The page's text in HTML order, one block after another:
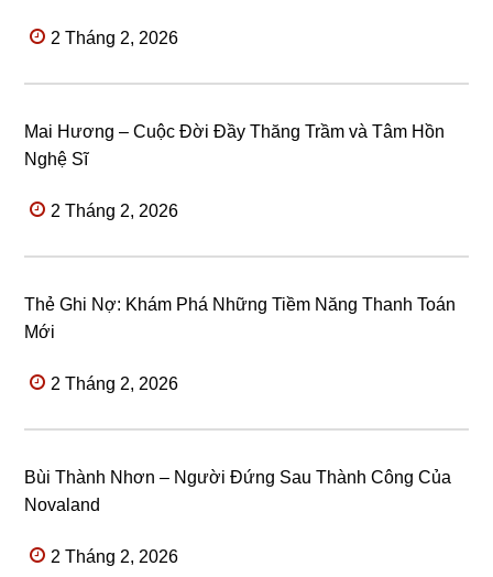
2 Tháng 2, 2026
Mai Hương – Cuộc Đời Đầy Thăng Trầm và Tâm Hồn
Nghệ Sĩ
2 Tháng 2, 2026
Thẻ Ghi Nợ: Khám Phá Những Tiềm Năng Thanh Toán
Mới
2 Tháng 2, 2026
Bùi Thành Nhơn – Người Đứng Sau Thành Công Của
Novaland
2 Tháng 2, 2026